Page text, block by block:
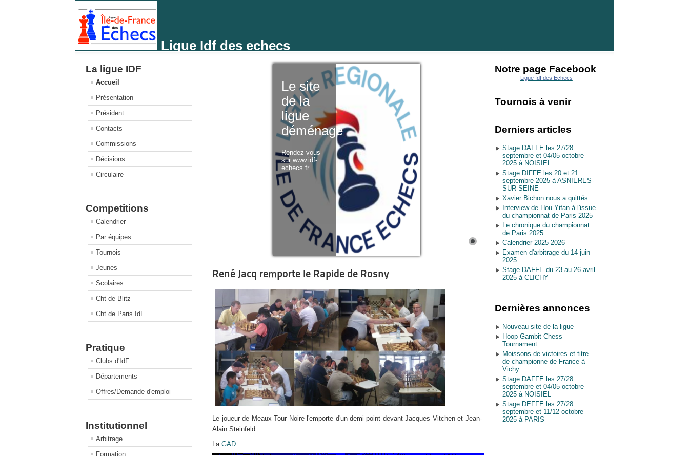
Ligue Idf des echecs
La ligue IDF
Accueil
Présentation
Président
Contacts
Commissions
Décisions
Circulaire
Competitions
Calendrier
Par équipes
Tournois
Jeunes
Scolaires
Cht de Blitz
Cht de Paris IdF
Pratique
Clubs d'IdF
Départements
Offres/Demande d'emploi
Institutionnel
Arbitrage
Formation
Le site
de la
ligue
déménage
Rendez-vous
sur www.idf-
echecs.fr
René Jacq remporte le Rapide de Rosny
Le joueur de Meaux Tour Noire l'emporte d'un demi point devant Jacques Vitchen et Jean-
Alain Steinfeld.
LaGAD
Notre page Facebook
Ligue Idf des Echecs
Tournois à venir
Derniers articles
Stage DAFFE les 27/28
septembre et 04/05 octobre
2025 à NOISIEL
Stage DIFFE les 20 et 21
septembre 2025 à ASNIERES-
SUR-SEINE
Xavier Bichon nous a quittés
Interview de Hou Yifan à l'issue
du championnat de Paris 2025
Le chronique du championnat
de Paris 2025
Calendrier 2025-2026
Examen d'arbitrage du 14 juin
2025
Stage DAFFE du 23 au 26 avril
2025 à CLICHY
Dernières annonces
Nouveau site de la ligue
Hoop Gambit Chess
Tournament
Moissons de victoires et titre
de championne de France à
Vichy
Stage DAFFE les 27/28
septembre et 04/05 octobre
2025 à NOISIEL
Stage DEFFE les 27/28
septembre et 11/12 octobre
2025 à PARIS